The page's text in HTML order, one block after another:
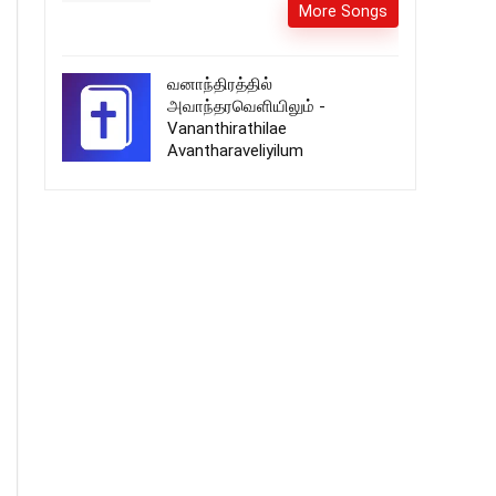
More Songs
வனாந்திரத்தில்
அவாந்தரவெளியிலும் -
Vananthirathilae
Avantharaveliyilum